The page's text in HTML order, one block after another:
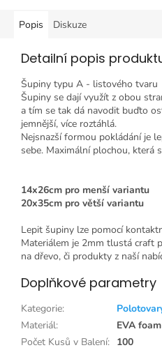
Popis Diskuze
Detailní popis
Šupiny typu A - listového tvaru
Šupiny se dají využít z obou
a tím se tak dá navodit buďto
jemnější, více roztáhlá.
Nejsnazší formou pokládání je
sebe. Maximální plochou, která
14x26cm pro menší variantu
20x35cm pro větší variantu
Lepit šupiny lze pomocí
Materiálem je 2mm tlustá craft
na dřevo, či produkty z naší
Doplňkové parametry
Kategorie:
Materiál:
EVA foam
Počet Kusů v Balení: 100